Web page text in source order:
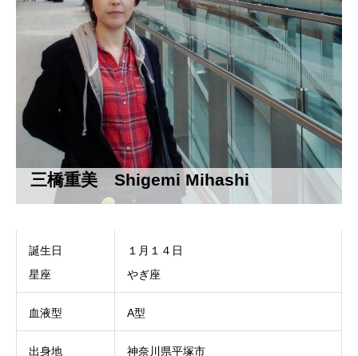
三橋重美 Shigemi Mihashi
誕生日
星座
１月１４日
やぎ座
血液型 A型
出身地 神奈川県平塚市